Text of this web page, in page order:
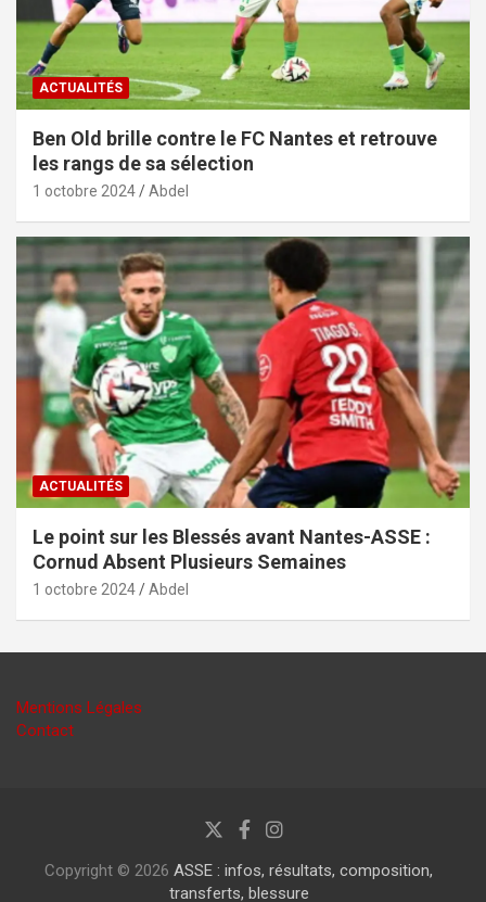
ACTUALITÉS
Ben Old brille contre le FC Nantes et retrouve
les rangs de sa sélection
1 octobre 2024 Abdel
ACTUALITÉS
Le point sur les Blessés avant Nantes-ASSE :
Cornud Absent Plusieurs Semaines
1 octobre 2024 Abdel
Mentions Légales
Contact
Copyright © 2026 ASSE : infos, résultats, composition,
transferts, blessure